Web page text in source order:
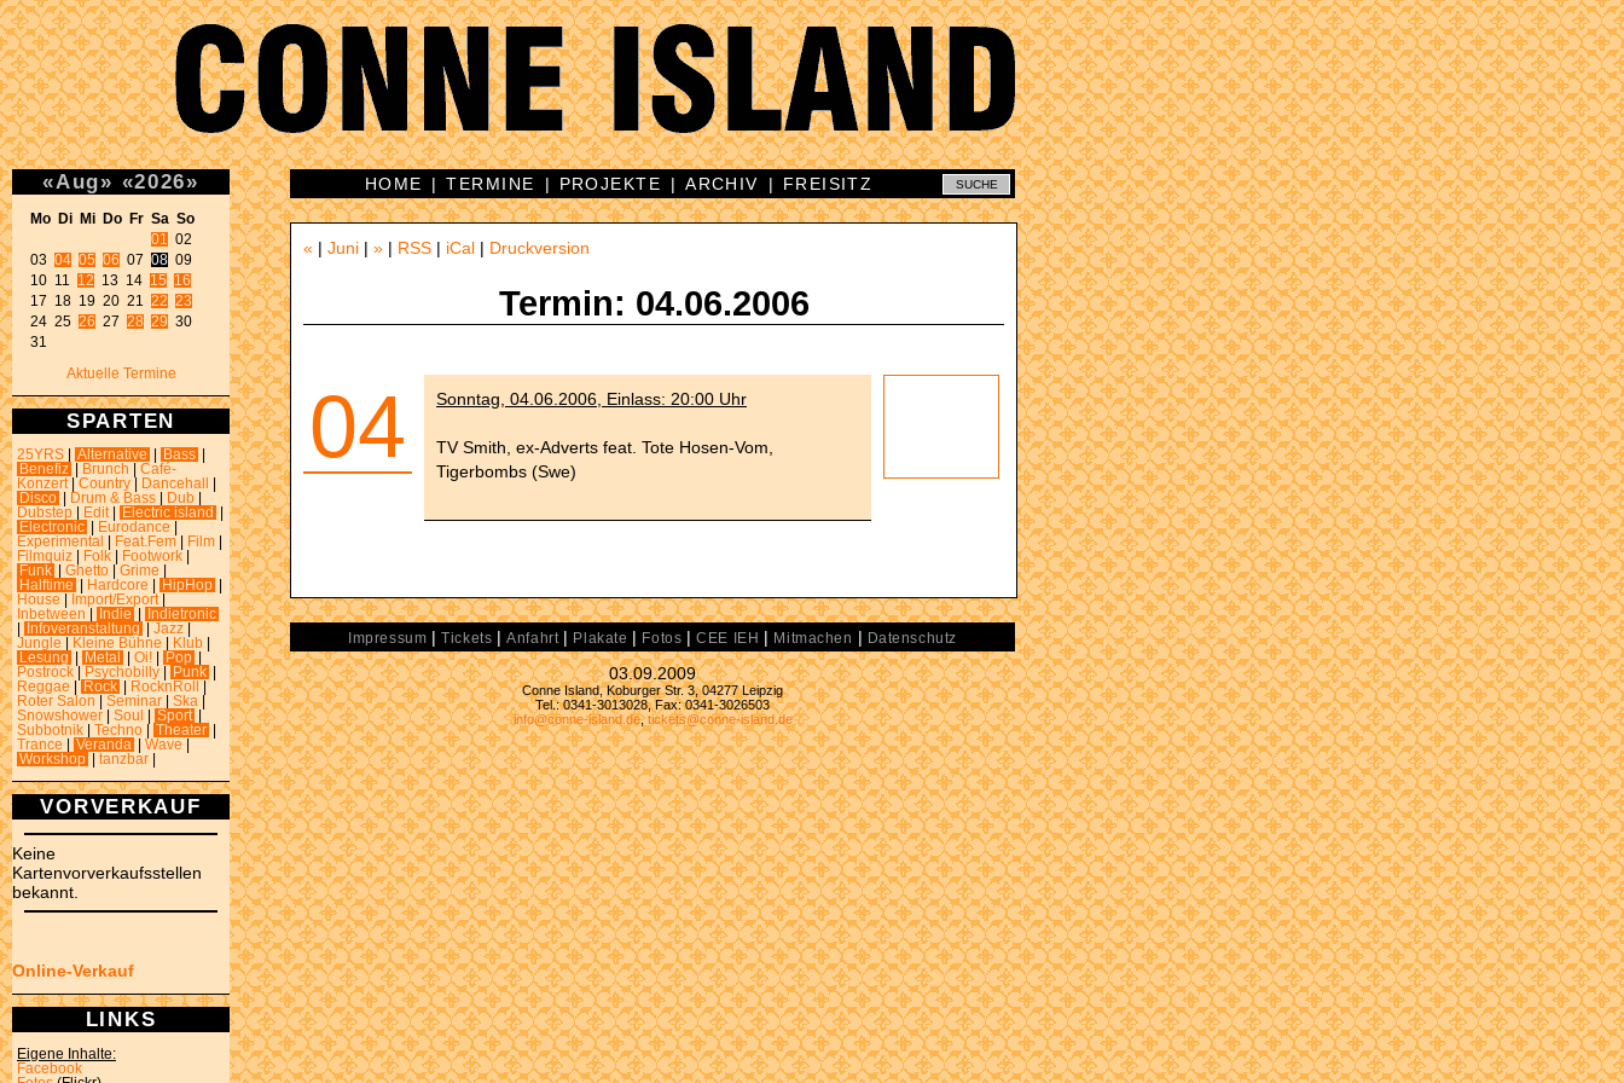
«Aug» «2026»
Mo Di Mi Do Fr Sa So
01
02
03 04 05 06 07 08 09
10 11 12 13 14 15
16
17 18 19 20 21 22 23
24 25 26 27 28 29 30
31
Aktuelle Termine
SPARTEN
25YRS Alternative Bass
Benefiz
Brunch
Café-
Konzert
Country Dancehall
Disco
Drum & Bass Dub
Dubstep
Edit Electric island
Electronic
Eurodance
Experimental
Feat.Fem Film
Filmquiz
Folk Footwork
Funk
Ghetto Grime
Halftime
Hardcore HipHop
House
Import/Export
Inbetween
Indie
Indietronic
Infoveranstaltung Jazz
Jungle
Kleine Bühne Klub
Lesung
Metal Oi! Pop
Postrock
Psychobilly Punk
Reggae
Rock RocknRoll
Roter Salon
Seminar Ska
Snowshower
Soul Sport
Subbotnik
Techno Theater
Trance
Veranda Wave
Workshop
tanzbar
VORVERKAUF
Keine
Kartenvorverkaufsstellen
bekannt.
Online-Verkauf
LINKS
Eigene Inhalte:
Facebook
HOME |TERMINE | PROJEKTE |ARCHIV | FREISITZ
« | Juni | » | RSS | iCal | Druckversion
Termin: 04.06.2006
04 Sonntag, 04.06.2006, Einlass: 20:00 Uhr
TV Smith, ex-Adverts feat. Tote Hosen-Vom,
Tigerbombs (Swe)
Impressum |Tickets |Anfahrt | Plakate | Fotos |CEE IEH | Mitmachen | Datenschutz
03.09.2009
Conne Island, Koburger Str. 3, 04277 Leipzig
Tel.: 0341-3013028, Fax: 0341-3026503
info@conne-island.de,tickets@conne-island.de